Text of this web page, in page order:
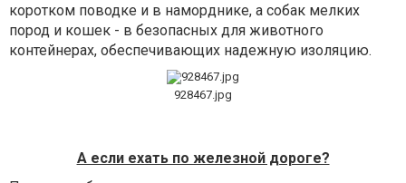
коротком поводке и в наморднике, а собак мелких
пород и кошек - в безопасных для животного
контейнерах, обеспечивающих надежную изоляцию.
928467.jpg
А если ехать по железной дороге?